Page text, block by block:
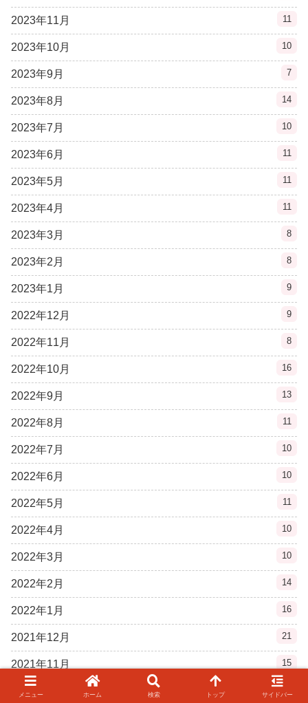
2023年11月 11
2023年10月 10
2023年9月 7
2023年8月 14
2023年7月 10
2023年6月 11
2023年5月 11
2023年4月 11
2023年3月 8
2023年2月 8
2023年1月 9
2022年12月 9
2022年11月 8
2022年10月 16
2022年9月 13
2022年8月 11
2022年7月 10
2022年6月 10
2022年5月 11
2022年4月 10
2022年3月 10
2022年2月 14
2022年1月 16
2021年12月 21
2021年11月 15
2021年10月 15
メニュー ホーム 検索 トップ サイドバー